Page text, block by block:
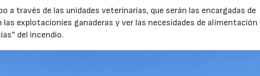
a través de las unidades veterinarias, que serán las encargadas de
las explotacionies ganaderas y ver las necesidades de alimentación
del incendio.